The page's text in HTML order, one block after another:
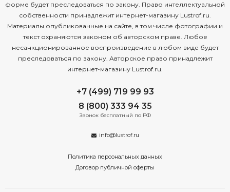
форме будет преследоваться по закону. Право интеллектуальной
собственности принадлежит интернет-магазину Lustrof.ru.
Материалы опубликованные на сайте, в том числе фотографии и
текст охраняются законом об авторском праве. Любое
несанкционированное воспроизведение в любом виде будет
преследоваться по закону. Авторское право принадлежит
интернет-магазину Lustrof.ru.
+7 (499) 719 99 93
8 (800) 333 94 35
Звонок бесплатный по РФ
info@lustrof.ru
Политика персональных данных
Договор публичной оферты